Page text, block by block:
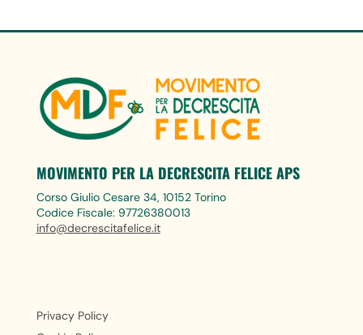
MOVIMENTO PER LA DECRESCITA FELICE APS
Corso Giulio Cesare 34, 10152 Torino
Codice Fiscale: 97726380013
info@decrescitafelice.it
Privacy Policy